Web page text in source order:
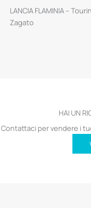
LANCIA FLAMINIA –
Zagato
HAI UN
Contattaci per vendere i